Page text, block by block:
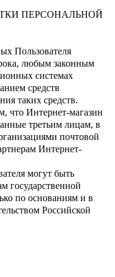
ПЕРСОНАЛЬНОЙ
Пользователя
любым законным
системах
средств
таких средств.
что Интернет-магазин
третьим лицам, в
почтовой
Интернет-
могут быть
государственной
по основаниям и в
Российской